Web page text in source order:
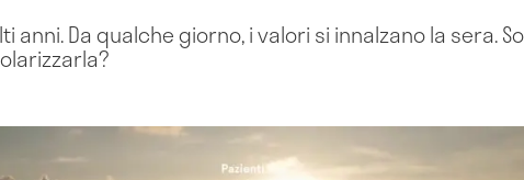
Da qualche giorno, i valori si innalzano la sera.